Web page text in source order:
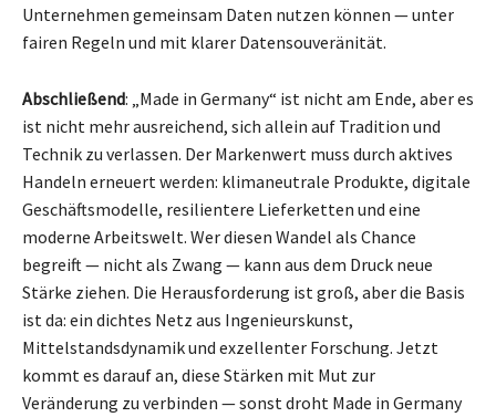
Unternehmen gemeinsam Daten nutzen können — unter
fairen Regeln und mit klarer Datensouveränität.
Abschließend: „Made in Germany“ ist nicht am Ende, aber es
ist nicht mehr ausreichend, sich allein auf Tradition und
Technik zu verlassen. Der Markenwert muss durch aktives
Handeln erneuert werden: klimaneutrale Produkte, digitale
Geschäftsmodelle, resilientere Lieferketten und eine
moderne Arbeitswelt. Wer diesen Wandel als Chance
begreift — nicht als Zwang — kann aus dem Druck neue
Stärke ziehen. Die Herausforderung ist groß, aber die Basis
ist da: ein dichtes Netz aus Ingenieurskunst,
Mittelstandsdynamik und exzellenter Forschung. Jetzt
kommt es darauf an, diese Stärken mit Mut zur
Veränderung zu verbinden — sonst droht Made in Germany